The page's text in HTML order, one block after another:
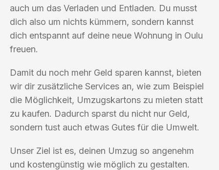
auch um das Verladen und Entladen. Du musst
dich also um nichts kümmern, sondern kannst
dich entspannt auf deine neue Wohnung in Oulu
freuen.
Damit du noch mehr Geld sparen kannst, bieten
wir dir zusätzliche Services an, wie zum Beispiel
die Möglichkeit, Umzugskartons zu mieten statt
zu kaufen. Dadurch sparst du nicht nur Geld,
sondern tust auch etwas Gutes für die Umwelt.
Unser Ziel ist es, deinen Umzug so angenehm
und kostengünstig wie möglich zu gestalten.